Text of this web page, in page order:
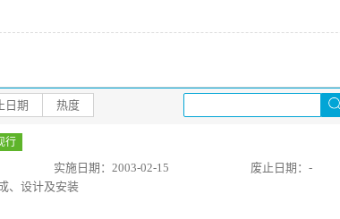
日期 热度
行
实施日期：2003-02-15
废止日期：-
、设计及安装